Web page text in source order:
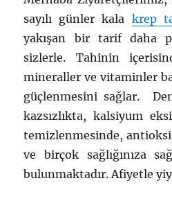
sayılı günler kala krep
yakışan bir tarif daha
sizlerle. Tahinin
mineraller ve vitaminler
güçlenmesini sağlar.
kazsızlıkta, kalsiyum
temizlenmesinde,
ve birçok sağlığınıza
bulunmaktadır. Afiyetle